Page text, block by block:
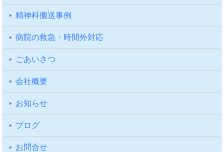
精神科搬送事例
病院の救急・時間外対応
ごあいさつ
会社概要
お知らせ
ブログ
お問合せ